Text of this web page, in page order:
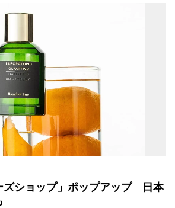
ズショップ」ポップアップ 日本